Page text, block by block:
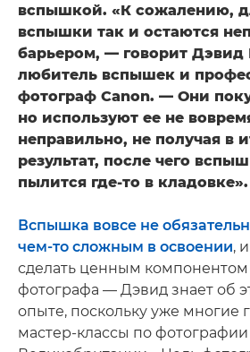
вспышкой. «К сожалению,
вспышки так и остаются
барьером, — говорит Дэвид
любитель вспышек и
фотограф Canon. — Они
но используют ее не
неправильно, не получая в
результат, после чего
пылится где-то в кладовке».
Вспышка вовсе не
чем-то сложным в освоении,
сделать ценным компонентом
фотографа — Дэвид знает об
опыте, поскольку уже многие
мастер-классы по